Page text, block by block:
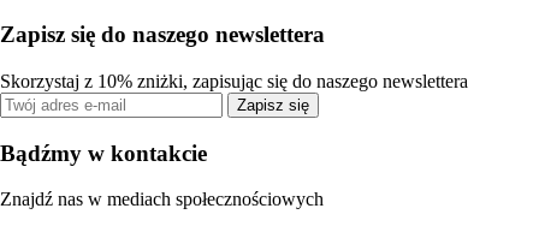
Zapisz się do naszego newslettera
Skorzystaj z 10% zniżki, zapisując się do naszego newslettera
Zapisz się
Bądźmy w kontakcie
Znajdź nas w mediach społecznościowych